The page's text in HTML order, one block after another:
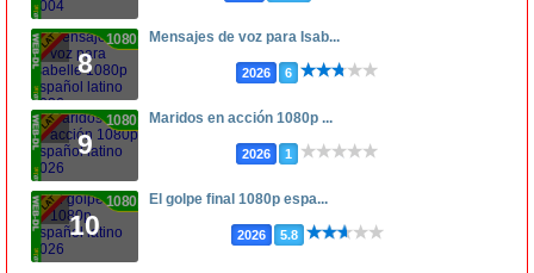
8
1080p Mensajes de voz para Isab...
2026 6
9
1080p Maridos en acción 1080p ...
2026 1
10
1080p El golpe final 1080p espa...
2026 5.8